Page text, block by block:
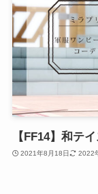
【FF14】和テ
2021年8月18日 2022